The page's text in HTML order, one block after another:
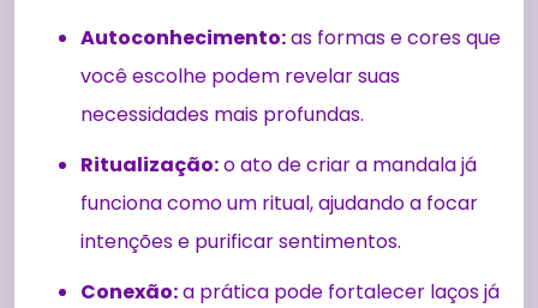
Autoconhecimento:as formas e cores que
você escolhe podem revelar suas
necessidades mais profundas.
Ritualização:o ato de criar a mandala já
funciona como um ritual, ajudando a focar
intenções e purificar sentimentos.
Conexão:a prática pode fortalecer laços já